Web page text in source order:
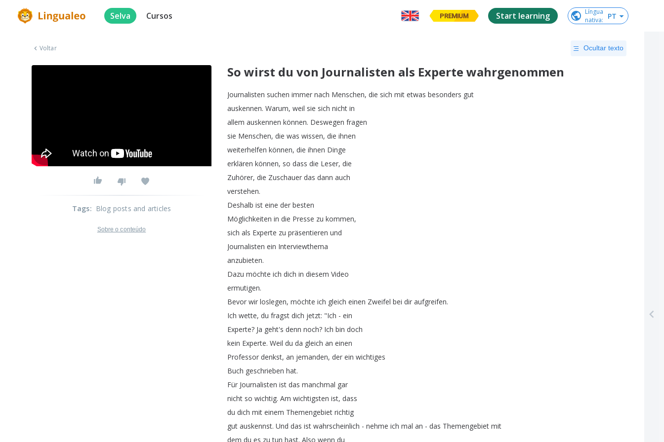
Selva Cursos PREMIUM Start learning
Língua
nativa: PT
Voltar Ocultar texto
So wirst du von Journalisten als Experte wahrgenommen
Journalisten suchen immer nach Menschen, die sich mit etwas besonders gut
auskennen. Warum, weil sie sich nicht in
allem auskennen können. Deswegen fragen
sie Menschen, die was wissen, die ihnen
weiterhelfen können, die ihnen Dinge
erklären können, so dass die Leser, die
Zuhörer, die Zuschauer das dann auch
verstehen.
Deshalb ist eine der besten
Möglichkeiten in die Presse zu kommen,
sich als Experte zu präsentieren und
Journalisten ein Interviewthema
anzubieten.
Dazu möchte ich dich in diesem Video
ermutigen.
Bevor wir loslegen, möchte ich gleich einen Zweifel bei dir aufgreifen.
Ich wette, du fragst dich jetzt: "Ich - ein
Experte? Ja geht's denn noch? Ich bin doch
kein Experte. Weil du da gleich an einen
Professor denkst, an jemanden, der ein wichtiges
Buch geschrieben hat.
Für Journalisten ist das manchmal gar
nicht so wichtig. Am wichtigsten ist, dass
du dich mit einem Themengebiet richtig
gut auskennst. Und das ist wahrscheinlich - nehme ich mal an - das Themengebiet mit
dem du es zu tun hast. Also wenn du
Tags: Blog posts and articles
Sobre o conteúdo